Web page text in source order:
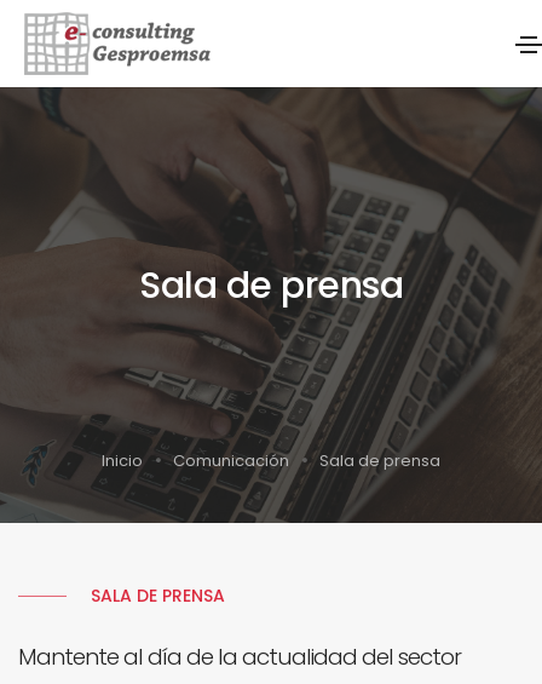
Sala de prensa
Inicio Comunicación Sala de prensa
SALA DE PRENSA
Mantente al día de la actualidad del sector